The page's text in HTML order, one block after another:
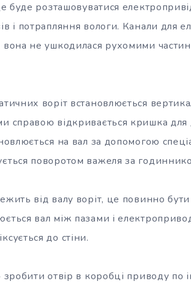
буде розташовуватися
і потрапляння вологи. Канали для
не ушкодилася рухомими
воріт встановлюється
справою відкривається кришка для
на вал за допомогою
поворотом важеля за
від валу воріт, це повинно
вал між пазами і
до стіни.
отвір в коробці приводу по